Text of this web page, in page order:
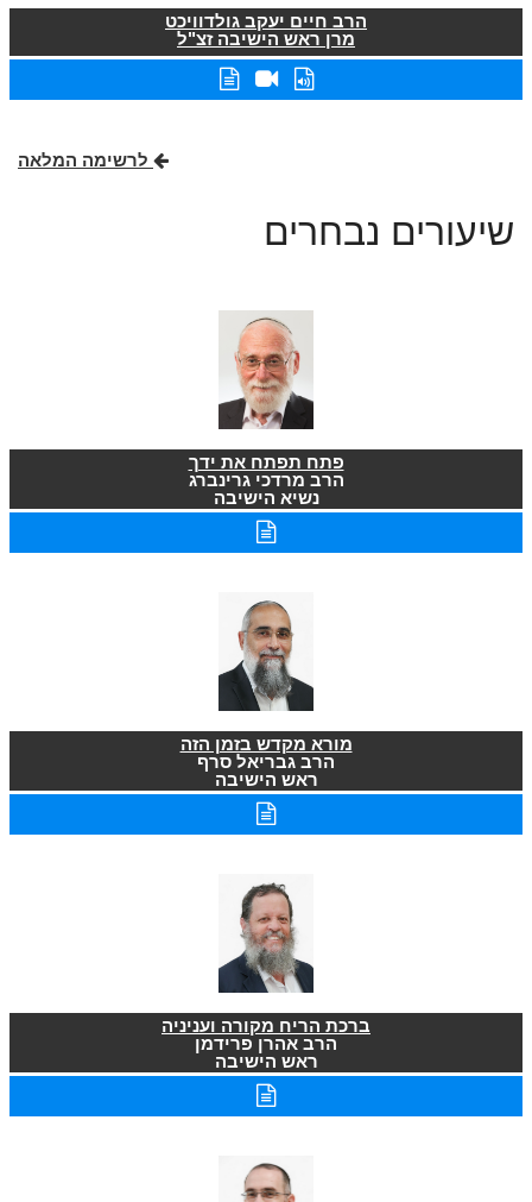
הרב חיים יעקב גולדוויכט
מרן ראש הישיבה זצ"ל
לרשימה המלאה
שיעורים נבחרים
פתח תפתח את ידך
הרב מרדכי גרינברג
נשיא הישיבה
מורא מקדש בזמן הזה
הרב גבריאל סרף
ראש הישיבה
ברכת הריח מקורה ועניניה
הרב אהרן פרידמן
ראש הישיבה